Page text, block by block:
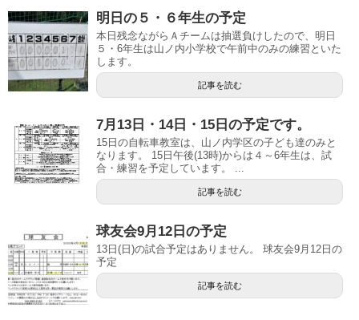
明日の５・６年生の予定
本日残念ながらＡチームは抽選負けしたので、明日
５・6年生は山ノ内小学校で午前中のみの練習といた
します。
記事を読む
7月13日・14日・15日の予定です。
15日の自転車教室は、山ノ内学区の子ども達のみと
なります。 15日午後(13時)からは４～6年生は、試
合・練習を予定しています。 ...
記事を読む
球友会9月12日の予定
13日(日)の試合予定はありません。 球友会9月12日の
予定
記事を読む